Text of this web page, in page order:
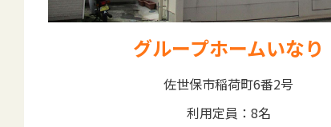
グループホームいなり
佐世保市稲荷町6番2号
利用定員：8名